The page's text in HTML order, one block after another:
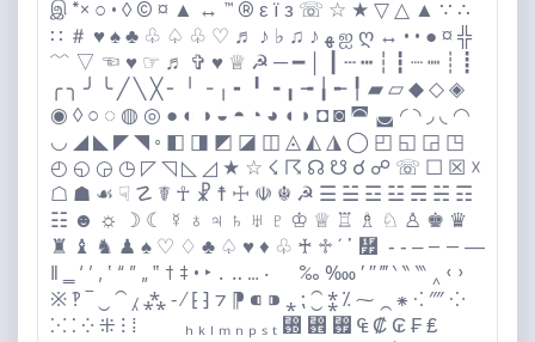
இ *× ○ • ◊ ©️ ¤ ▲ ↔️ ™️ ®️ ε ї з ☏ ☆ ★ ▽ △ ▲ ∵ ∴
∷ ＃ ♥️ ♠️ ♣️ ♧ ♤ ♧ ♡ ♬ ♪ ♭ ♫ ♪ ﻬ ஐ ღ ↔️ • • ● ¤ ╬
﹌ ▽ ☜ ♥️ ☞ ♬ ✞ ♥️ ♕ ☭ ─ ━ │ ┃ ┄ ┅ ┆ ┇ ┈ ┉ ┊ ┋
╭ ╮ ╯ ╰ ╱ ╲ ╳ ╴ ╵ ╶ ╷ ╸ ╹ ╺ ╻ ╼ ╽ ╾ ╿ ▰ ▱ ◆ ◇ ◈
◉ ◊ ○ ◌ ◍ ◎ ● ◐ ◑ ◒ ◓ ◔ ◕ ◖ ◗ ◘ ◙ ◚ ◛ ◜ ◝ ◞ ◟ ◠
◡ ◢ ◣ ◤ ◥ ◦ ◧ ◨ ◩ ◪ ◫ ◬ ◭ ◮ ◯ ◰ ◱ ◲ ◳
◴ ◵ ◶ ◷ ◸ ◹ ◺ ◿ ★ ☆ ☇ ☈ ☊ ☋ ☌ ☍ ☏ ☐ ☒ ☓
☖ ☗ ☙ ☟ ☡ ☤ ☥ ☧ ☨ ☩ ☫ ☬ ☭ ☰ ☱ ☲ ☳ ☴ ☵ ☶
☷ ☻ ☼ ☽ ☾ ☿ ♁ ♃ ♄ ♅ ♇ ♔ ♕ ♖ ♗ ♘ ♙ ♚ ♛
♜ ♝ ♞ ♟ ♠️ ♡ ♢ ♣️ ♤ ♥️ ♦️ ♧ ♰ ♱ ´ ῾ ῿ ‏ ‐ ‑ ‒ – — ―
‖ ‗ ‘ ’ ‚ ‛ “ ” „ ‟ † ‡ • ‣ ․ ‥ … ‧ ‰ ‱ ′ ″ ‴ ‵ ‶ ‷ ‸ ‹ ›
※ ‽ ‾ ‿ ⁀ ⁁ ⁂ ⁃ ⁄ ⁅ ⁆ ⁊ ⁋ ⁌ ⁍ ⁎ ⁏ ⁐ ⁑ ⁒ ⁓ ⁔ ⁕ ⁖ ⁗ ⁘
⁙ ⁚ ⁛ ⁜ ⁝ ⁞ ⁠ ⁡ ⁢ ⁣ ⁤ ⁥ ⁦ ⁧ ⁨ ⁩ ⁪ ⁫ ⁬ ⁭ ⁮ ⁯ ₕ ₖ ₗ ₘ ₙ ₚ ₛ ₜ ₝ ₞ ₟ ₠ ₡ ₢ ₣ ₤